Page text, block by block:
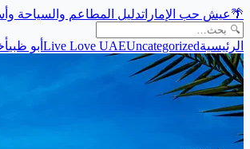
🌴عيش حب الإماراتدليل المطاعم والسياحة
الرئيسية Live Love UAEUncategorized أبو ظبي